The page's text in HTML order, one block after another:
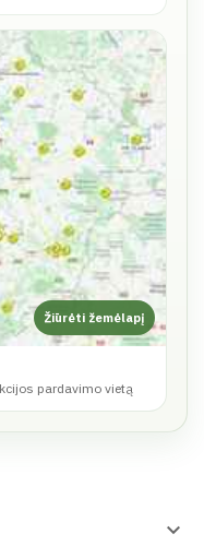
pardavimo vietą
keyboard_arrow_down